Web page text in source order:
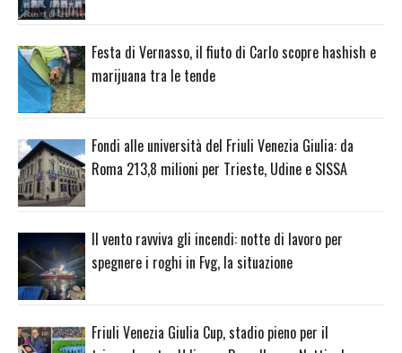
Festa di Vernasso, il fiuto di Carlo scopre hashish e
marijuana tra le tende
Fondi alle università del Friuli Venezia Giulia: da
Roma 213,8 milioni per Trieste, Udine e SISSA
Il vento ravviva gli incendi: notte di lavoro per
spegnere i roghi in Fvg, la situazione
Friuli Venezia Giulia Cup, stadio pieno per il